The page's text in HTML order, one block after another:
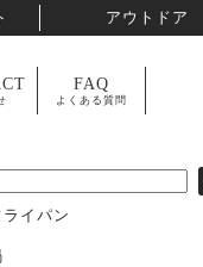
アウトドア
FAQ
よくある質問
ライパン